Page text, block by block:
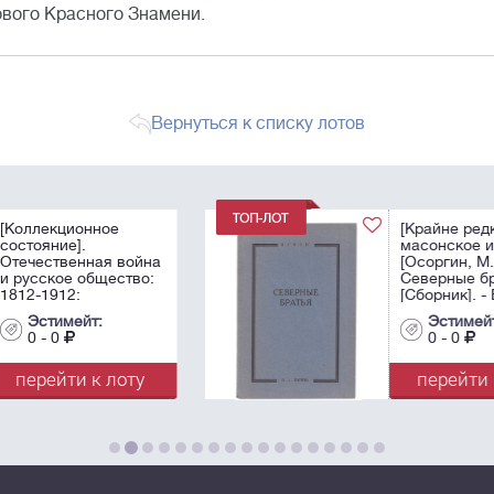
Красного Знамени.
Вернуться к списку лотов
:
[Крайне редкое
масонское издание].
Северные братья :
[Сборник]. - В.·.г.·.
Парижа: [б.и., 1939?].
- 128 с.; 23,5х15,8 см.
перейти к лоту